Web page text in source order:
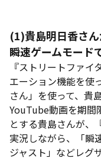
(1)貴島明日香さ
瞬速ゲームモード
『ストリートファ
エーション機能を使
さん」を使って、貴
YouTube動画を期間
とする貴島さんが、
実況しながら、「瞬
ジャスト」などレグ